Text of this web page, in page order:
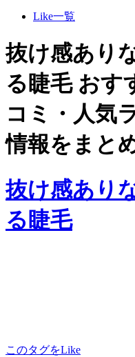
Like一覧
抜け感あり
る睫毛 おす
コミ・人気
情報をまと
抜け感あり
る睫毛
このタグをLike